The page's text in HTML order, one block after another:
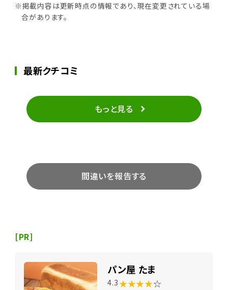
※掲載内容は更新時点の情報であり、現在変更されている場
合があります。
最新クチコミ
もっと見る
間違いを報告する
[PR]
パン屋 たま
4.3 ★★★★☆